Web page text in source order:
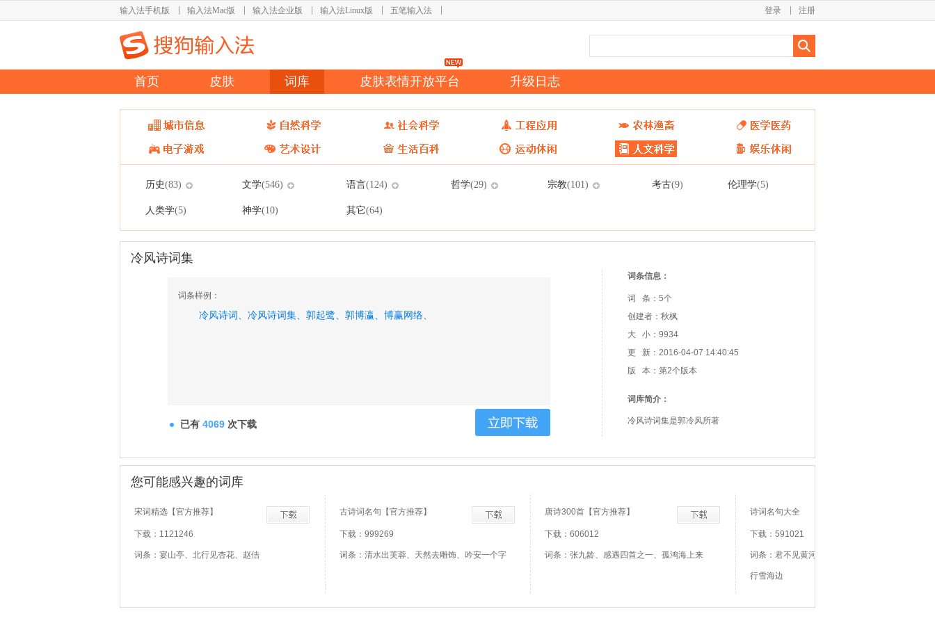
输入法手机版 输入法Mac版 输入法企业版 输入法Linux版 五笔输入法 注册
登录
首页 皮肤 词库 皮肤表情开放平台 升级日志
历史(83) 文学(546) 语言(124) 哲学(29) 宗教(101) 考古(9) 伦理学(5)
人类学(5) 神学(10) 其它(64)
冷风诗词集
词条样例：
冷风诗词、 冷风诗词集、 郭起鹭、 郭博瀛、 博赢网络、
已有 4069 次下载
词条信息：
词 条：5个
创建者：秋枫
大 小：9934
更 新：2016-04-07 14:40:45
版 本：第2个版本
词库简介：
冷风诗词集是郭冷风所著
您可能感兴趣的词库
宋词精选【官方推荐】
下载：1121246
词条：宴山亭、北行见杏花、赵佶
古诗词名句【官方推荐】
下载：999269
词条：清水出芙蓉、天然去雕饰、吟安一个字
唐诗300首【官方推荐】
下载：606012
词条：张九龄、感遇四首之一、孤鸿海上来
诗词名句大全
下载：591021
词条：君不见黄河之水天上来、君不见走马川
行雪海边